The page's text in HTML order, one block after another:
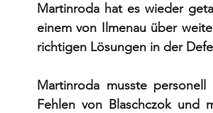
Martinroda hat es wieder
einem von Ilmenau über
richtigen Lösungen in der
Martinroda musste
Fehlen von Blaschczok und